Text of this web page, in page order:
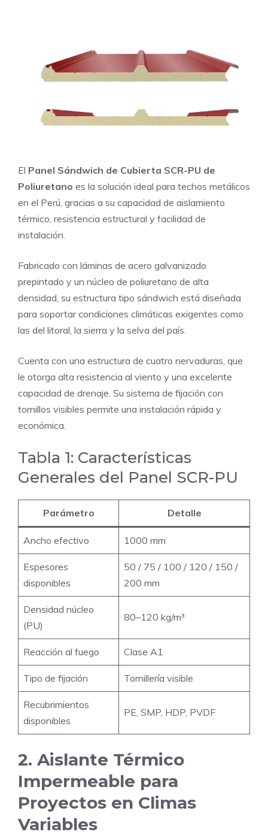
El Panel Sándwich de Cubierta SCR-PU de
Poliuretano es la solución ideal para techos metálicos
en el Perú, gracias a su capacidad de aislamiento
térmico, resistencia estructural y facilidad de
instalación.
Fabricado con láminas de acero galvanizado
prepintado y un núcleo de poliuretano de alta
densidad, su estructura tipo sándwich está diseñada
para soportar condiciones climáticas exigentes como
las del litoral, la sierra y la selva del país.
Cuenta con una estructura de cuatro nervaduras, que
le otorga alta resistencia al viento y una excelente
capacidad de drenaje. Su sistema de fijación con
tornillos visibles permite una instalación rápida y
económica.
Tabla 1: Características
Generales del Panel SCR-PU
Parámetro Detalle
Ancho efectivo 1000 mm
Espesores
disponibles
50 / 75 / 100 / 120 / 150 /
200 mm
Densidad núcleo
(PU)
80–120 kg/m³
Reacción al fuego Clase A1
Tipo de fijación Tornillería visible
Recubrimientos
disponibles
PE, SMP, HDP, PVDF
2. Aislante Térmico
Impermeable para
Proyectos en Climas
Variables